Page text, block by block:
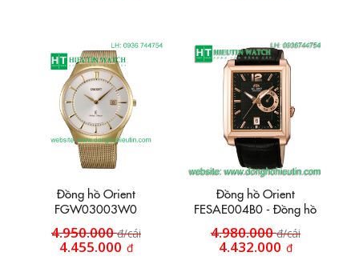
Đồng hồ Orient
FGW03003W0
4.950.000đ/cái
4.455.000 đ
Đồng hồ Orient
FESAE004B0 - Đồng hồ
4.980.000đ/cái
4.432.000 đ